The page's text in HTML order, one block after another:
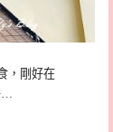
，剛好在